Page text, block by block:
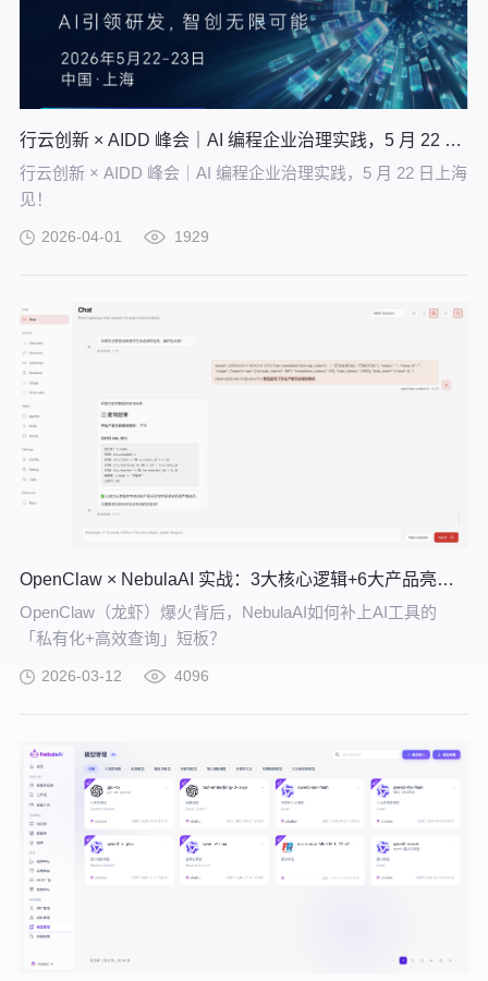
行云创新 × AIDD 峰会｜AI 编程企业治理实践，5 月 22 日上海见！
行云创新 × AIDD 峰会｜AI 编程企业治理实践，5 月 22 日上海
见！
2026-04-01 1929
OpenClaw × NebulaAI 实战：3大核心逻辑+6大产品亮点，企业 AI 提效必看
OpenClaw（龙虾）爆火背后，NebulaAI如何补上AI工具的
「私有化+高效查询」短板？
2026-03-12 4096